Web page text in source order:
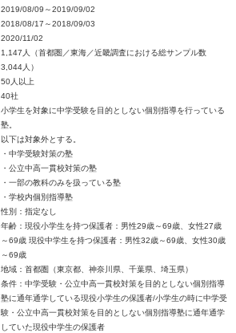
2019/08/09～2019/09/02
2018/08/17～2018/09/03
2020/11/02
1,147人（首都圏／東海／近畿調査における総サンプル数
3,044人）
50人以上
40社
小学生を対象に中学受験を目的としない個別指導を行っている
塾。
以下は対象外とする。
・中学受験対策の塾
・公立中高一貫校対策の塾
・一部の教科のみを扱っている塾
・学校内個別指導塾
性別：指定なし
年齢：現役小学生を持つ保護者：男性29歳～69歳、女性27歳
～69歳 現役中学生を持つ保護者：男性32歳～69歳、女性30歳
～69歳
地域：首都圏（東京都、神奈川県、千葉県、埼玉県）
条件：中学受験・公立中高一貫校対策を目的としない個別指導
塾に通年通学している現役小学生の保護者/小学生の時に中学受
験・公立中高一貫校対策を目的としない個別指導塾に通年通学
していた現役中学生の保護者